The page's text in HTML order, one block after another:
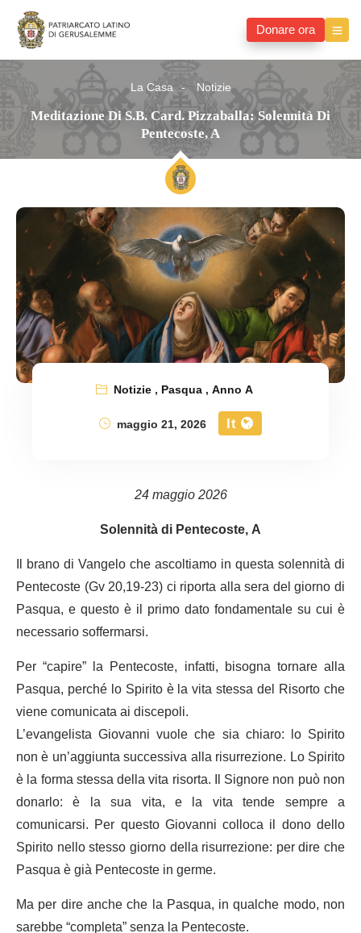
Donare ora
La Casa Notizie
Meditazione Di S.B. Card. Pizzaballa: Solennità Di
Pentecoste, A
Notizie, Pasqua,Anno A
maggio 21, 2026
It
24 maggio 2026
Solennità di Pentecoste, A
Il brano di Vangelo che ascoltiamo in questa solennità di
Pentecoste (Gv 20,19-23) ci riporta alla sera del giorno di
Pasqua, e questo è il primo dato fondamentale su cui è
necessario soffermarsi.
Per “capire” la Pentecoste, infatti, bisogna tornare alla
Pasqua, perché lo Spirito è la vita stessa del Risorto che
viene comunicata ai discepoli.
L’evangelista Giovanni vuole che sia chiaro: lo Spirito
non è un’aggiunta successiva alla risurrezione. Lo Spirito
è la forma stessa della vita risorta. Il Signore non può non
donarlo: è la sua vita, e la vita tende sempre a
comunicarsi. Per questo Giovanni colloca il dono dello
Spirito nello stesso giorno della risurrezione: per dire che
Pasqua è già Pentecoste in germe.
Ma per dire anche che la Pasqua, in qualche modo, non
sarebbe “completa” senza la Pentecoste.